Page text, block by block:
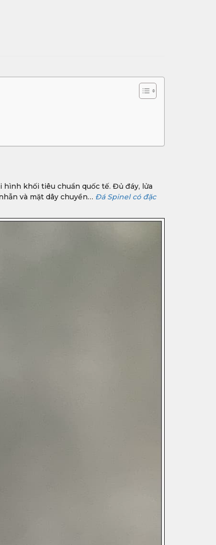
hình khối tiêu chuẩn quốc tế. Đủ đáy, lửa
và mặt dây chuyền… Đá Spinel có đặc